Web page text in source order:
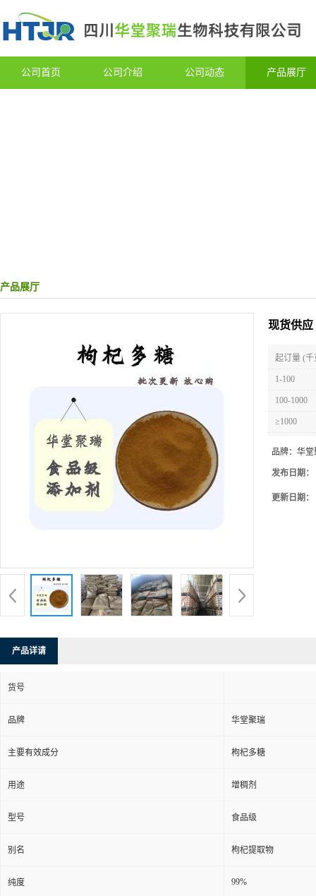
公司首页 公司介绍 公司动态 产品展厅
产品展厅
现货供应
起订量 (千
1-100
100-1000
≥1000
品牌： 华堂
发布日期：
更新日期：
产品详请
货号
品牌 华堂聚瑞
主要有效成分 枸杞多糖
用途 增稠剂
型号 食品级
别名 枸杞提取物
纯度 99%